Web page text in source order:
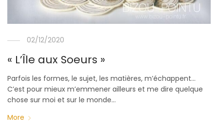
02/12/2020
« L’Île aux Soeurs »
Parfois les formes, le sujet, les matières, m’échappent…
C’est pour mieux m’emmener ailleurs et me dire quelque
chose sur moi et sur le monde…
More